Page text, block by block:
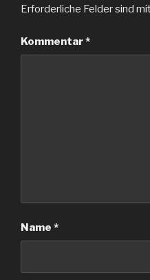
Erforderliche Felder sind
Kommentar*
Name *